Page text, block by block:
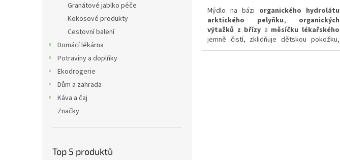
Granátové jablko péče
Kokosové produkty
Cestovní balení
Domácí lékárna
Potraviny a doplňky
Ekodrogerie
Dům a zahrada
Káva a čaj
Značky
Top 5 produktů
Mýdlo na bázi organického hydrolátu
arktického pelyňku, organických
výtažků z břízy a měsíčku lékařského
jemně čistí, zklidňuje dětskou pokožku,
hydratuje ji a zanechává hedvábnou na